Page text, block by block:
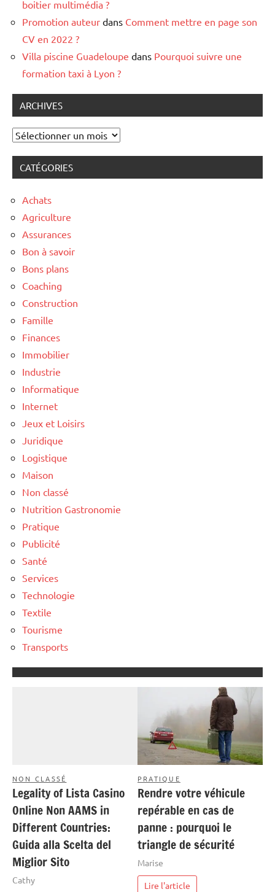
boitier multimédia ?
Promotion auteur dans Comment mettre en page son
CV en 2022 ?
Villa piscine Guadeloupe dans Pourquoi suivre une
formation taxi à Lyon ?
ARCHIVES
Archives
CATÉGORIES
Achats
Agriculture
Assurances
Bon à savoir
Bons plans
Coaching
Construction
Famille
Finances
Immobilier
Industrie
Informatique
Internet
Jeux et Loisirs
Juridique
Logistique
Maison
Non classé
Nutrition Gastronomie
Pratique
Publicité
Santé
Services
Technologie
Textile
Tourisme
Transports
NON CLASSÉ
Legality of Lista Casino
Online Non AAMS in
Different Countries:
Guida alla Scelta del
Miglior Sito
Cathy
PRATIQUE
Rendre votre véhicule
repérable en cas de
panne : pourquoi le
triangle de sécurité
Marise
Lire l'article